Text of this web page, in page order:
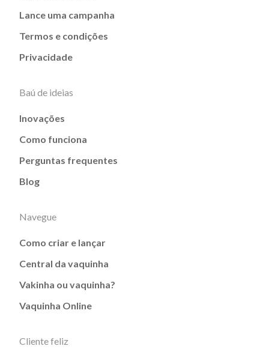
Lance uma campanha
Termos e condições
Privacidade
Baú de ideias
Inovações
Como funciona
Perguntas frequentes
Blog
Navegue
Como criar e lançar
Central da vaquinha
Vakinha ou vaquinha?
Vaquinha Online
Cliente feliz